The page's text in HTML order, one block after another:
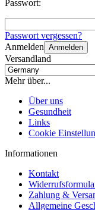
Passwort:
Passwort vergessen?
Anmelden Anmelden
Versandland
Mehr über...
Über uns
Gesundheit
Links
Cookie
Informationen
Kontakt
Zahlung &
Allgemeine